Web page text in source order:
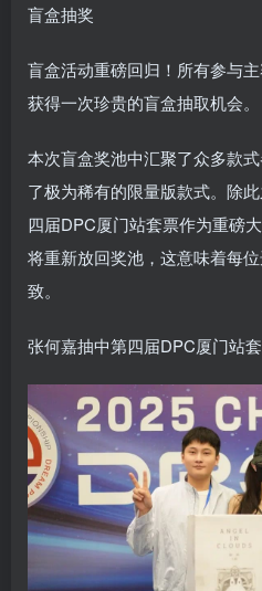
盲盒抽奖
盲盒活动重磅回归！所有参与
获得一次珍贵的盲盒抽取机会。
本次盲盒奖池中汇聚了众多款
了极为稀有的限量版款式。除
四届DPC厦门站套票作为重磅
将重新放回奖池，这意味着每
致。
张何嘉抽中第四届DPC厦门站